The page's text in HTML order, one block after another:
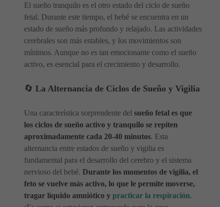
El sueño tranquilo es el otro estado del ciclo de sueño
fetal. Durante este tiempo, el bebé se encuentra en un
estado de sueño más profundo y relajado. Las actividades
cerebrales son más estables, y los movimientos son
mínimos. Aunque no es tan emocionante como el sueño
activo, es esencial para el crecimiento y desarrollo.
🔄 La Alternancia de Ciclos de Sueño y Vigilia
Una característica sorprendente del sueño fetal es que
los ciclos de sueño activo y tranquilo se repiten
aproximadamente cada 20-40 minutos. Esta
alternancia entre estados de sueño y vigilia es
fundamental para el desarrollo del cerebro y el sistema
nervioso del bebé. Durante los momentos de vigilia, el
feto se vuelve más activo, lo que le permite moverse,
tragar líquido amniótico y practicar la respiración.